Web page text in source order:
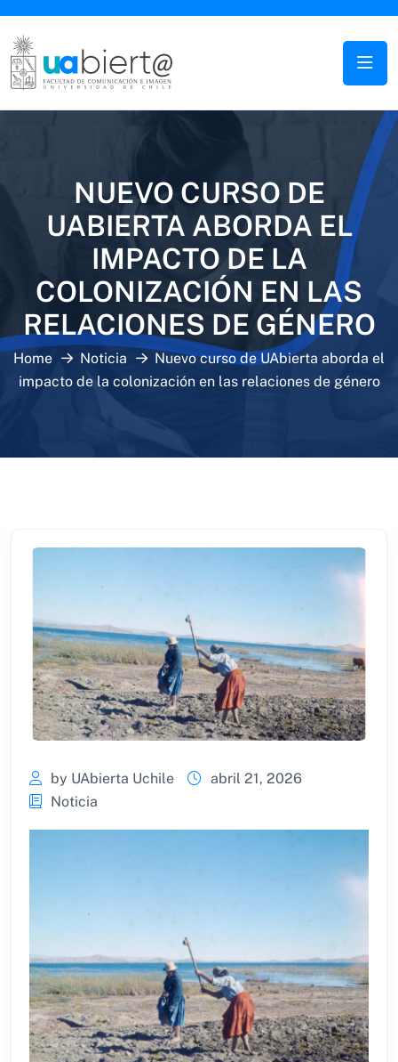
NUEVO CURSO DE
UABIERTA ABORDA EL
IMPACTO DE LA
COLONIZACIÓN EN LAS
RELACIONES DE GÉNERO
Home Noticia
Nuevo curso de UAbierta aborda el
impacto de la colonización en las relaciones de género
by UAbierta Uchile
abril 21, 2026
Noticia